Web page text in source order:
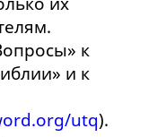
к
и к
utq).